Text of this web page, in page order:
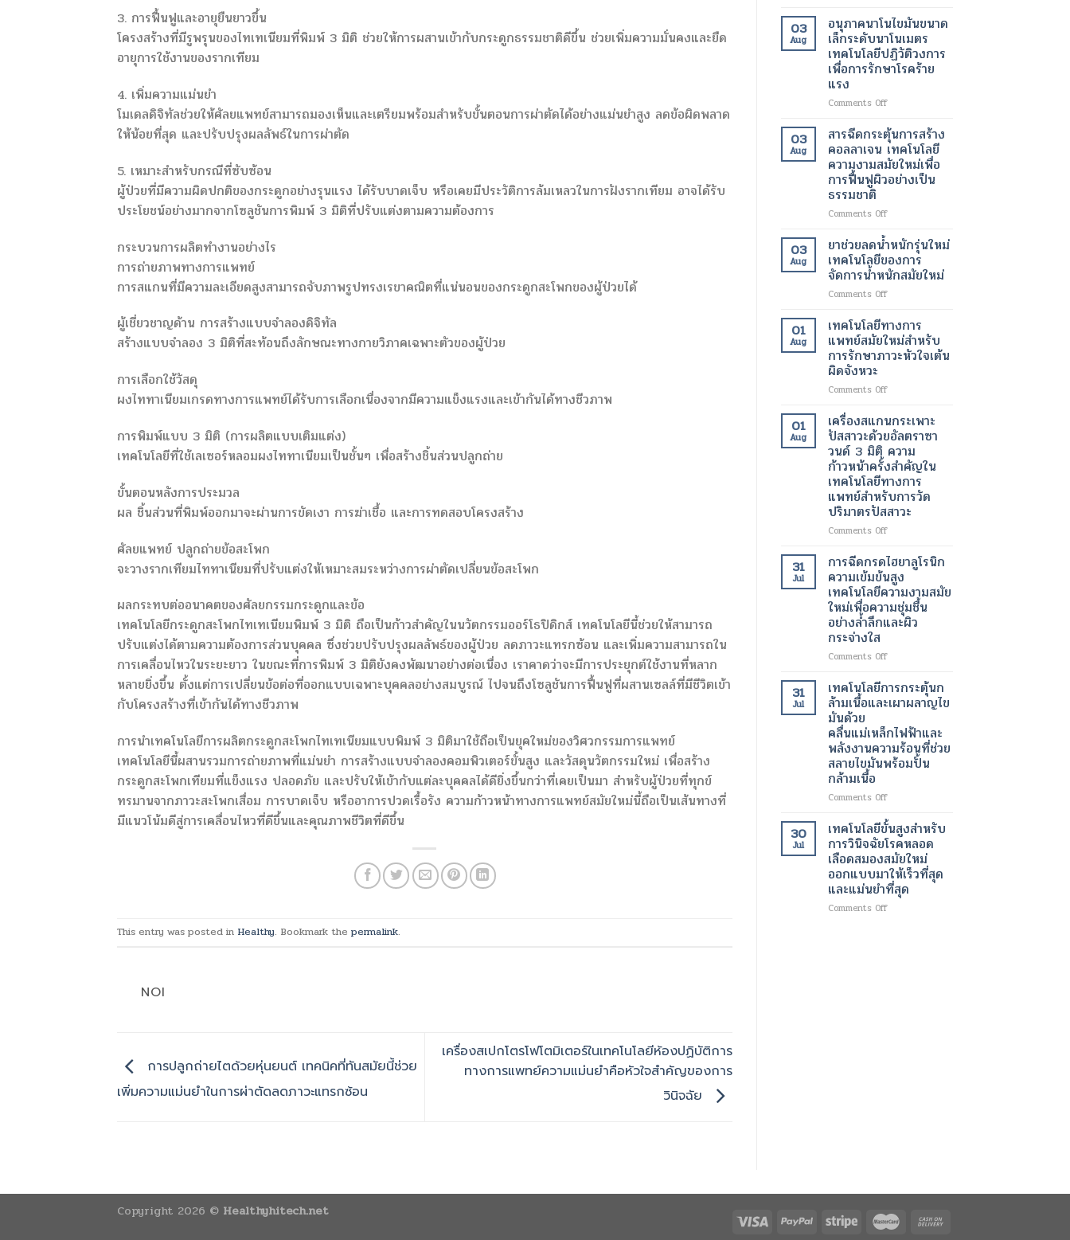
3. การฟื้นฟูและอายุยืนยาวขึ้น
โครงสร้างที่มีรูพรุนของไทเทเนียมที่พิมพ์ 3 มิติ ช่วยให้การผสานเข้ากับกระดูกธรรมชาติดีขึ้น ช่วยเพิ่มความมั่นคงและยืด
อายุการใช้งานของรากเทียม
4. เพิ่มความแม่นยำ
โมเดลดิจิทัลช่วยให้ศัลยแพทย์สามารถมองเห็นและเตรียมพร้อมสำหรับขั้นตอนการผ่าตัดได้อย่างแม่นยำสูง ลดข้อผิดพลาด
ให้น้อยที่สุด และปรับปรุงผลลัพธ์ในการผ่าตัด
5. เหมาะสำหรับกรณีที่ซับซ้อน
ผู้ป่วยที่มีความผิดปกติของกระดูกอย่างรุนแรง ได้รับบาดเจ็บ หรือเคยมีประวัติการล้มเหลวในการฝังรากเทียม อาจได้รับ
ประโยชน์อย่างมากจากโซลูชันการพิมพ์ 3 มิติที่ปรับแต่งตามความต้องการ
กระบวนการผลิตทำงานอย่างไร
การถ่ายภาพทางการแพทย์
การสแกนที่มีความละเอียดสูงสามารถจับภาพรูปทรงเรขาคณิตที่แน่นอนของกระดูกสะโพกของผู้ป่วยได้
ผู้เชี่ยวชาญด้าน การสร้างแบบจำลองดิจิทัล
สร้างแบบจำลอง 3 มิติที่สะท้อนถึงลักษณะทางกายวิภาคเฉพาะตัวของผู้ป่วย
การเลือกใช้วัสดุ
ผงไททาเนียมเกรดทางการแพทย์ได้รับการเลือกเนื่องจากมีความแข็งแรงและเข้ากันได้ทางชีวภาพ
การพิมพ์แบบ 3 มิติ (การผลิตแบบเติมแต่ง)
เทคโนโลยีที่ใช้เลเซอร์หลอมผงไททาเนียมเป็นชั้นๆ เพื่อสร้างชิ้นส่วนปลูกถ่าย
ขั้นตอนหลังการประมวล
ผล ชิ้นส่วนที่พิมพ์ออกมาจะผ่านการขัดเงา การฆ่าเชื้อ และการทดสอบโครงสร้าง
ศัลยแพทย์ ปลูกถ่ายข้อสะโพก
จะวางรากเทียมไททาเนียมที่ปรับแต่งให้เหมาะสมระหว่างการผ่าตัดเปลี่ยนข้อสะโพก
ผลกระทบต่ออนาคตของศัลยกรรมกระดูกและข้อ
เทคโนโลยีกระดูกสะโพกไทเทเนียมพิมพ์ 3 มิติ ถือเป็นก้าวสำคัญในนวัตกรรมออร์โธปิดิกส์ เทคโนโลยีนี้ช่วยให้สามารถ
ปรับแต่งได้ตามความต้องการส่วนบุคคล ซึ่งช่วยปรับปรุงผลลัพธ์ของผู้ป่วย ลดภาวะแทรกซ้อน และเพิ่มความสามารถใน
การเคลื่อนไหวในระยะยาว ในขณะที่การพิมพ์ 3 มิติยังคงพัฒนาอย่างต่อเนื่อง เราคาดว่าจะมีการประยุกต์ใช้งานที่หลาก
หลายยิ่งขึ้น ตั้งแต่การเปลี่ยนข้อต่อที่ออกแบบเฉพาะบุคคลอย่างสมบูรณ์ ไปจนถึงโซลูชันการฟื้นฟูที่ผสานเซลล์ที่มีชีวิตเข้า
กับโครงสร้างที่เข้ากันได้ทางชีวภาพ
การนำเทคโนโลยีการผลิตกระดูกสะโพกไทเทเนียมแบบพิมพ์ 3 มิติมาใช้ถือเป็นยุคใหม่ของวิศวกรรมการแพทย์
เทคโนโลยีนี้ผสานรวมการถ่ายภาพที่แม่นยำ การสร้างแบบจำลองคอมพิวเตอร์ขั้นสูง และวัสดุนวัตกรรมใหม่ เพื่อสร้าง
กระดูกสะโพกเทียมที่แข็งแรง ปลอดภัย และปรับให้เข้ากับแต่ละบุคคลได้ดียิ่งขึ้นกว่าที่เคยเป็นมา สำหรับผู้ป่วยที่ทุกข์
ทรมานจากภาวะสะโพกเสื่อม การบาดเจ็บ หรืออาการปวดเรื้อรัง ความก้าวหน้าทางการแพทย์สมัยใหม่นี้ถือเป็นเส้นทางที่
มีแนวโน้มดีสู่การเคลื่อนไหวที่ดีขึ้นและคุณภาพชีวิตที่ดีขึ้น
This entry was posted in Healthy. Bookmark the permalink.
NOI
การปลูกถ่ายไตด้วยหุ่นยนต์ เทคนิคที่ทันสมัยนี้ช่วย
เพิ่มความแม่นยำในการผ่าตัดลดภาวะแทรกซ้อน
เครื่องสเปกโตรโฟโตมิเตอร์ในเทคโนโลยีห้องปฏิบัติการ
ทางการแพทย์ความแม่นยำคือหัวใจสำคัญของการ
วินิจฉัย
ขึ้น
ปรับ
รูป
ร่าง
และ
ลด
ต้อง
ผ่าตัด
บำบัด
ด้วย
เซลล์
ต้น
กำเนิด
เนื้อเยื่อ
เสีย
หาย
ให้
กลับ
มา
ได้
ปกติ
อีก
ครั้ง
ด้วย
เทคโนโลยี
สมัย
ใหม่
03
Aug
อนุภาคนาโนไขมันขนาด
เล็กระดับนาโนเมตร
เทคโนโลยีปฏิวัติวงการ
เพื่อการรักษาโรคร้าย
แรง
Comments Offon
นาโน
ไข
มัน
ขนาด
เล็ก
นาโน
เทคโนโลยี
ปฏิวัติ
วงการ
เพื่อ
การ
ร้าย
แรง
03
Aug
สารฉีดกระตุ้นการสร้าง
คอลลาเจน เทคโนโลยี
ความงามสมัยใหม่เพื่อ
การฟื้นฟูผิวอย่างเป็น
ธรรมชาติ
Comments Offon
ฉีด
กระตุ้น
การ
สร้าง
คอ
ลา
เจน
เทคโนโลยี
ความ
สมัย
เพื่อ
การ
ฟื้นฟู
ผิว
อย่าง
เป็น
ธรรมชาติ
03
Aug
ยาช่วยลดน้ำหนักรุ่นใหม่
เทคโนโลยีของการ
จัดการน้ำหนักสมัยใหม่
Comments Offon
ช่วย
ลด
น้ำ
หนัก
ใหม่
ของ
การ
จัดการ
น้ำ
หนัก
สมัย
ใหม่
01
Aug
เทคโนโลยีทางการ
แพทย์สมัยใหม่สำหรับ
การรักษาภาวะหัวใจเต้น
ผิดจังหวะ
Comments Offon
ทางการ
แพทย์
สมัย
ใหม่
สำหรับ
การ
รักษา
ภาวะ
หัวใจ
จังหวะ
01
Aug
เครื่องสแกนกระเพาะ
ปัสสาวะด้วยอัลตราซา
วนด์ 3 มิติ ความ
ก้าวหน้าครั้งสำคัญใน
เทคโนโลยีทางการ
แพทย์สำหรับการวัด
ปริมาตรปัสสาวะ
Comments Offon
สแกน
กระเพาะ
ปัสสาวะ
ด้วย
อัลตรา
ซา
3
ก้าวหน้า
ครั้ง
ใน
เทคโนโลยี
ทางการ
การ
ปริมาตร
ปัสสาวะ
31
Jul
การฉีดกรดไฮยาลูโรนิก
ความเข้มข้นสูง
เทคโนโลยีความงามสมัย
ใหม่เพื่อความชุ่มชื้น
อย่างล้ำลึกและผิว
กระจ่างใส
Comments Offon
ฉีด
กรด
ไฮ
ลู
โร
นิก
เข้ม
สูง
เทคโนโลยี
ความ
งาม
สมัย
ใหม่
เพื่อ
31
Jul
เทคโนโลยีการกระตุ้นก
ล้ามเนื้อและเผาผลาญไข
มันด้วย
คลื่นแม่เหล็กไฟฟ้าและ
พลังงานความร้อนที่ช่วย
สลายไขมันพร้อมปั้น
กล้ามเนื้อ
Comments Offon
การก
ระ
ตุ้
นก
ล้า
ม
เนื้อ
30
Jul
เทคโนโลยีขั้นสูงสำหรับ
การวินิจฉัยโรคหลอด
เลือดสมองสมัยใหม่
ออกแบบมาให้เร็วที่สุด
และแม่นยำที่สุด
Comments Offon
Copyright 2026 © Healthyhitech.net